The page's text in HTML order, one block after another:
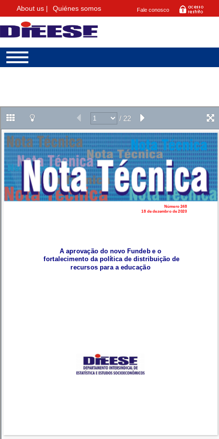
About us | Quiénes somos Fale conosco